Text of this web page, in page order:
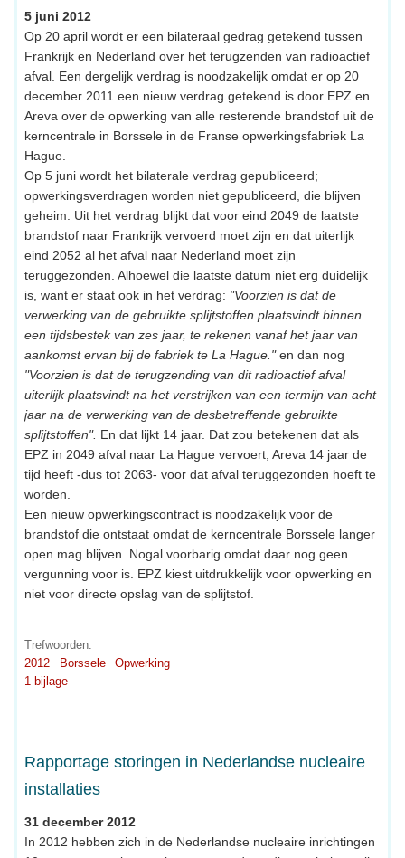
5 juni 2012
Op 20 april wordt er een bilateraal gedrag getekend tussen
Frankrijk en Nederland over het terugzenden van radioactief
afval. Een dergelijk verdrag is noodzakelijk omdat er op 20
december 2011 een nieuw verdrag getekend is door EPZ en
Areva over de opwerking van alle resterende brandstof uit de
kerncentrale in Borssele in de Franse opwerkingsfabriek La
Hague.
Op 5 juni wordt het bilaterale verdrag gepubliceerd;
opwerkingsverdragen worden niet gepubliceerd, die blijven
geheim. Uit het verdrag blijkt dat voor eind 2049 de laatste
brandstof naar Frankrijk vervoerd moet zijn en dat uiterlijk
eind 2052 al het afval naar Nederland moet zijn
teruggezonden. Alhoewel die laatste datum niet erg duidelijk
is, want er staat ook in het verdrag: "Voorzien is dat de
verwerking van de gebruikte splijtstoffen plaatsvindt binnen
een tijdsbestek van zes jaar, te rekenen vanaf het jaar van
aankomst ervan bij de fabriek te La Hague."en dan nog
"Voorzien is dat de terugzending van dit radioactief afval
uiterlijk plaatsvindt na het verstrijken van een termijn van acht
jaar na de verwerking van de desbetreffende gebruikte
splijtstoffen". En dat lijkt 14 jaar. Dat zou betekenen dat als
EPZ in 2049 afval naar La Hague vervoert, Areva 14 jaar de
tijd heeft -dus tot 2063- voor dat afval teruggezonden hoeft te
worden.
Een nieuw opwerkingscontract is noodzakelijk voor de
brandstof die ontstaat omdat de kerncentrale Borssele langer
open mag blijven. Nogal voorbarig omdat daar nog geen
vergunning voor is. EPZ kiest uitdrukkelijk voor opwerking en
niet voor directe opslag van de splijtstof.
Trefwoorden:
2012
Borssele
Opwerking
1 bijlage
Rapportage storingen in Nederlandse nucleaire
installaties
31 december 2012
In 2012 hebben zich in de Nederlandse nucleaire inrichtingen